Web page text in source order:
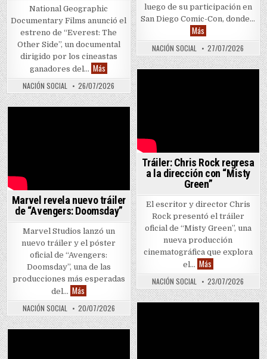
luego de su participación en
San Diego Comic-Con, donde…
MásPelícula
NACIÓN SOCIAL 27/07/2026
National Geographic
Documentary Films anunció el
estreno de “Everest: The
Other Side”, un documental
dirigido por los cineastas
ganadores del… Más National Geographic lleva a la pantalla una de las
NACIÓN SOCIAL 26/07/2026
Tráiler: Chris Rock regresa
a la dirección con “Misty
Green”
El escritor y director Chris
Rock presentó el tráiler
oficial de “Misty Green”, una
nueva producción
cinematográfica que explora
el… MásTráiler: Chris
NACIÓN SOCIAL 23/07/2026
Marvel revela nuevo tráiler
de “Avengers: Doomsday”
Marvel Studios lanzó un
nuevo tráiler y el póster
oficial de “Avengers:
Doomsday”, una de las
producciones más esperadas
del… MásMarvel revela nuevo tráiler de “Avengers: Doomsday”
NACIÓN SOCIAL 20/07/2026